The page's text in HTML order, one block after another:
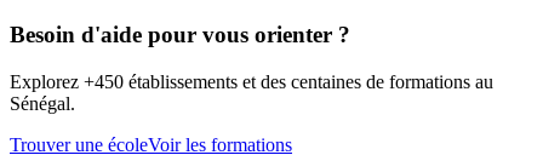
Besoin d'aide pour vous orienter ?
Explorez +450 établissements et des centaines de formations au
Sénégal.
Trouver une écoleVoir les formations